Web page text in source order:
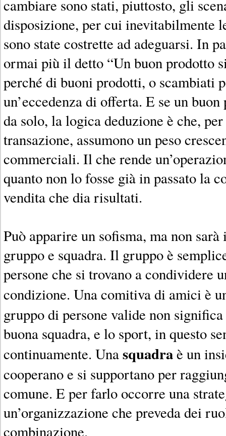
cambiare sono stati, piuttosto, gli
disposizione, per cui inevitabilmente
sono state costrette ad adeguarsi. In
ormai più il detto “Un buon prodotto
perché di buoni prodotti, o scambiati
un’eccedenza di offerta. E se un
da solo, la logica deduzione è che,
transazione, assumono un peso
commerciali. Il che rende
quanto non lo fosse già in passato la
vendita che dia risultati.
Può apparire un sofisma, ma non
gruppo e squadra. Il gruppo è
persone che si trovano a condividere
condizione. Una comitiva di amici è
gruppo di persone valide non
buona squadra, e lo sport, in questo
continuamente. Unasquadraè un
cooperano e si supportano per
comune. E per farlo occorre una
un’organizzazione che preveda dei
combinazione.